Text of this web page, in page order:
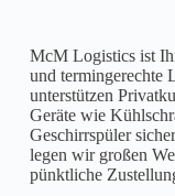
McM Logistics ist
und termingerechte
unterstützen
Geräte wie
Geschirrspüler
legen wir großen
pünktliche